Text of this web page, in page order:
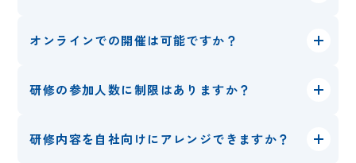
オンラインでの開催は可能ですか？
研修の参加人数に制限はありますか？
研修内容を自社向けにアレンジできますか？